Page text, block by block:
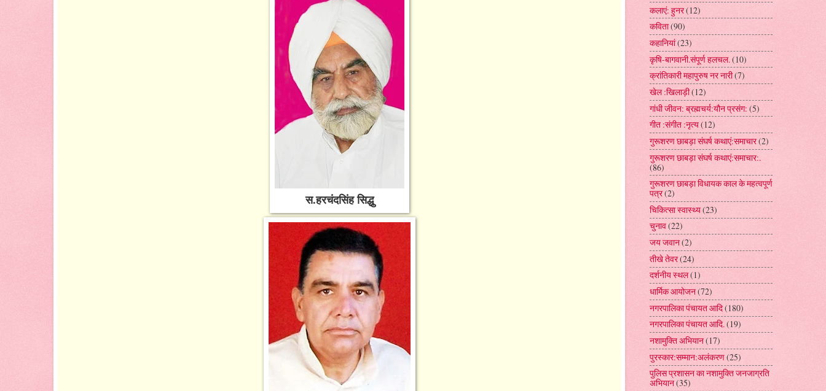
स.हरचंदसिंह सिद्धु
कलाएं: हुनर(12)
कविता(90)
कहानियां(23)
कृषि-बागवानी.संपूर्ण हलचल. (10)
क्रांतिकारी महापुरुष नर नारी(7)
खेल :खिलाड़ी(12)
गांधी जीवन: ब्रह्मचर्य:यौन प्रसंग: (5)
गीत :संगीत :नृत्य(12)
गुरूशरण छाबड़ा संघर्ष कथाएं:समाचार(2)
गुरूशरण छाबड़ा संघर्ष कथाएं:समाचार:.
(86)
गुरूशरण छाबड़ा विधायक काल के महत्वपूर्ण
पत्र(2)
चिकित्सा स्वास्थ्य(23)
चुनाव(22)
जय जवान(2)
तीखे तेवर(24)
दर्शनीय स्थल(1)
धार्मिक आयोजन(72)
नगरपालिका पंचायत आदि(180)
नगरपालिका पंचायत आदि.(19)
नशामुक्ति अभियान(17)
पुरस्कार:सम्मान:अलंकरण(25)
पुलिस प्रशासन का नशामुक्ति जनजाग्रति
अभियान(35)